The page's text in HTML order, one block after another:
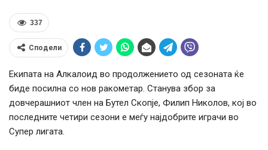
337
Сподели
Екипата на Алкалоид во продолжението од сезоната ќе
биде посилна со нов ракометар. Станува збор за
довчерашниот член на Бутел Скопје, Филип Николов, кој во
последните четири сезони е меѓу најдобрите играчи во
Супер лигата.